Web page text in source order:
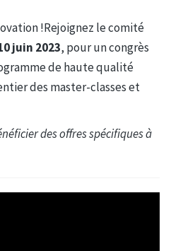
!Rejoignez le comité
juin 2023, pour un congrès
de haute qualité
des master-classes et
des offres spécifiques à